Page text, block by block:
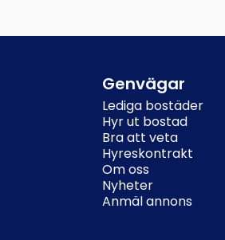
Genvägar
Lediga bostäder
Hyr ut bostad
Bra att veta
Hyreskontrakt
Om oss
Nyheter
Anmäl annons